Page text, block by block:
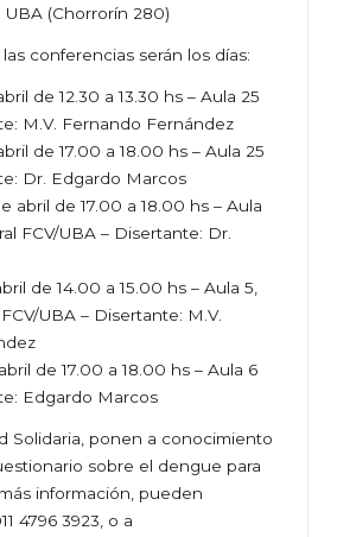
UBA (Chorrorín 280)
conferencias serán los días:
de 12.30 a 13.30 hs – Aula 25
M.V. Fernando Fernández
de 17.00 a 18.00 hs – Aula 25
Dr. Edgardo Marcos
abril de 17.00 a 18.00 hs – Aula
FCV/UBA – Disertante: Dr.
de 14.00 a 15.00 hs – Aula 5,
UBA – Disertante: M.V.
de 17.00 a 18.00 hs – Aula 6
Edgardo Marcos
Solidaria , ponen a conocimiento
sobre el dengue para
información, pueden
4796 3923, o a